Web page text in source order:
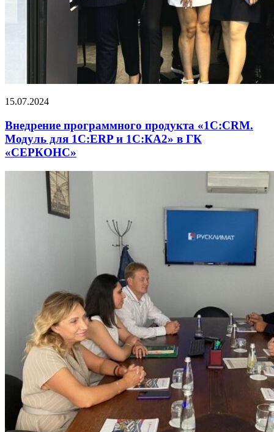
15.07.2024
Внедрение программного продукта «1С:CRM.
Модуль для 1С:ERP и 1С:КА2» в ГК
«СЕРКОНС»